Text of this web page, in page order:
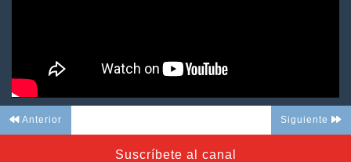
Anterior Siguiente
Suscríbete al canal